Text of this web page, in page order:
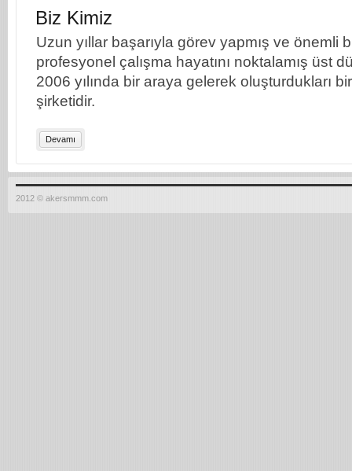
Biz Kimiz
Uzun yıllar başarıyla görev yapmış ve önemli
profesyonel çalışma hayatını noktalamış üst
2006 yılında bir araya gelerek oluşturdukları
şirketidir.
Devamı
2012 © akersmmm.com